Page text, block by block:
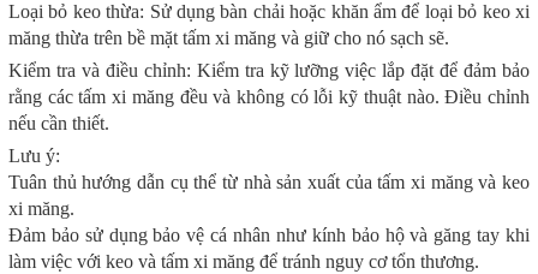
Loại bỏ keo thừa: Sử dụng bàn chải hoặc khăn ẩm để loại bỏ keo xi
măng thừa trên bề mặt tấm xi măng và giữ cho nó sạch sẽ.
Kiểm tra và điều chỉnh: Kiểm tra kỹ lưỡng việc lắp đặt để đảm bảo
rằng các tấm xi măng đều và không có lỗi kỹ thuật nào. Điều chỉnh
nếu cần thiết.
Lưu ý:
Tuân thủ hướng dẫn cụ thể từ nhà sản xuất của tấm xi măng và keo
xi măng.
Đảm bảo sử dụng bảo vệ cá nhân như kính bảo hộ và găng tay khi
làm việc với keo và tấm xi măng để tránh nguy cơ tổn thương.